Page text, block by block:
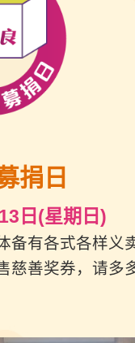
捐日
日(星期日)
备有各式各样义
慈善奖券，请多